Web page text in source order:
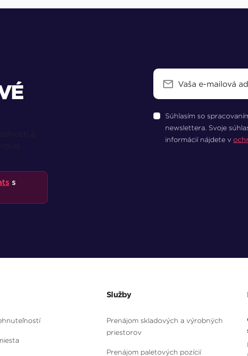
s
Súhlasím so
newslettera. Svoje
informácií nájdete v
Služby
Prenájom skladových a výrobných
priestorov
Prenájom paletových pozícií